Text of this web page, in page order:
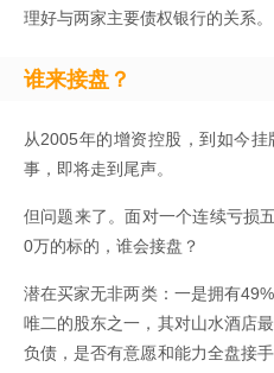
理好与两家主要债权银行的关系。
谁来接盘？
从2005年的增资控股，到如今
事，即将走到尾声。
但问题来了。面对一个连续亏损
0万的标的，谁会接盘？
潜在买家无非两类：一是拥有
唯二的股东之一，其对山水酒店
负债，是否有意愿和能力全盘接